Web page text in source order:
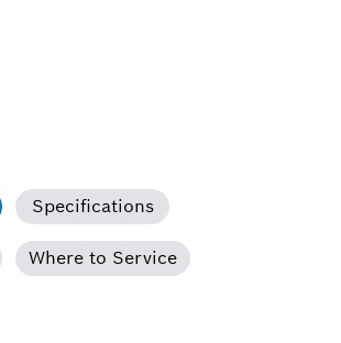
Specifications
Where to Service